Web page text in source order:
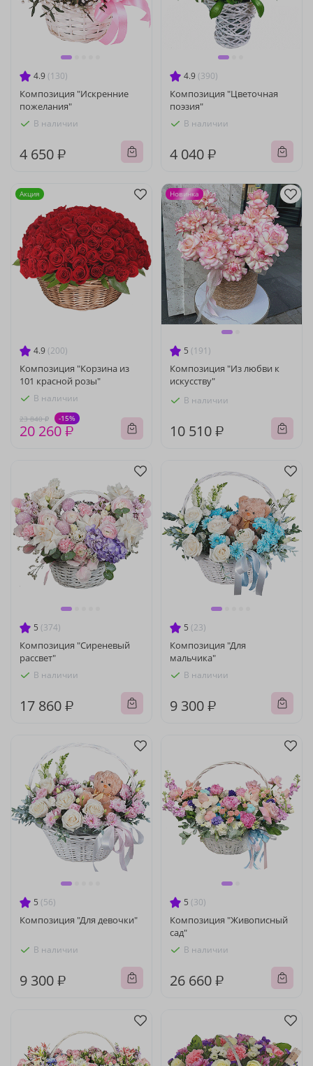
4.9 (130)
Композиция "Искренние
пожелания"
В наличии
4 650 ₽
4.9 (390)
Композиция "Цветочная
поэзия"
В наличии
4 040 ₽
4.9 (200)
Композиция "Корзина из
101 красной розы"
В наличии
23 840 ₽ -15%
20 260 ₽
Акция
5 (191)
Композиция "Из любви к
искусству"
В наличии
10 510 ₽
Новинка
5 (374)
Композиция "Сиреневый
рассвет"
В наличии
17 860 ₽
5 (23)
Композиция "Для
мальчика"
В наличии
9 300 ₽
5 (56)
Композиция "Для девочки"
В наличии
9 300 ₽
5 (30)
Композиция "Живописный
сад"
В наличии
26 660 ₽